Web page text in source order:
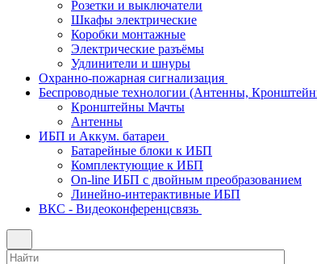
Розетки и выключатели
Шкафы электрические
Коробки монтажные
Электрические разъёмы
Удлинители и шнуры
Охранно-пожарная сигнализация
Беспроводные технологии (Антенны,
Кронштейны Мачты
Антенны
ИБП и Аккум. батареи
Батарейные блоки к ИБП
Комплектующие к ИБП
On-line ИБП с двойным преобразованием
Линейно-интерактивные ИБП
ВКС - Видеоконференцсвязь